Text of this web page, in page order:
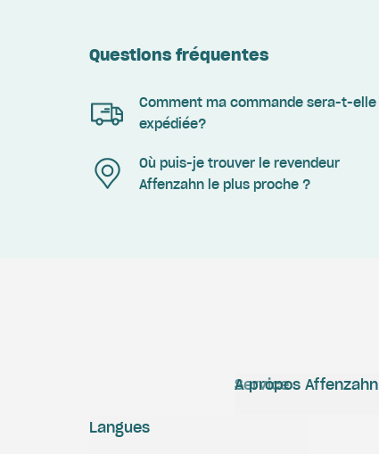
Questions fréquentes
Comment ma commande sera-t-elle
expédiée?
Où puis-je trouver le revendeur
Affenzahn le plus proche ?
Service
A propos Affenzahn
Langues